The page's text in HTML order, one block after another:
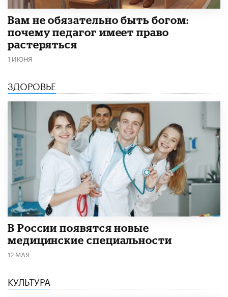
​Вам не обязательно быть богом:
почему педагог имеет право
растеряться
1 ИЮНЯ
ЗДОРОВЬЕ
В России появятся новые
медицинские специальности
12 МАЯ
КУЛЬТУРА